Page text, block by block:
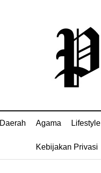
Daerah Agama Lifestyle
Kebijakan Privasi